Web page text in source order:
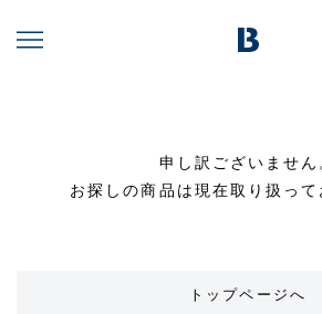
申し訳ございません
お探しの商品は現在取り扱って
トップページへ